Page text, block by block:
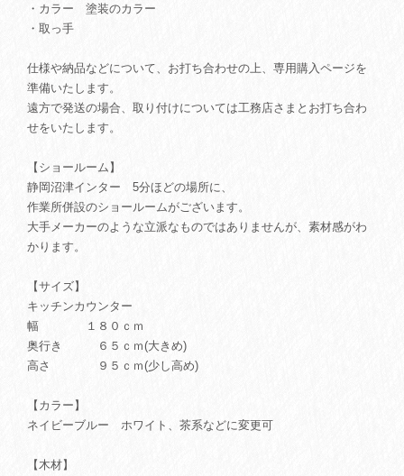
・カラー 塗装のカラー
・取っ手
仕様や納品などについて、お打ち合わせの上、専用購入ページを
準備いたします。
遠方で発送の場合、取り付けについては工務店さまとお打ち合わ
せをいたします。
【ショールーム】
静岡沼津インター 5分ほどの場所に、
作業所併設のショールームがございます。
大手メーカーのような立派なものではありませんが、素材感がわ
かります。
【サイズ】
キッチンカウンター
幅 １８０ｃｍ
奥行き ６５ｃｍ(大きめ)
高さ ９５ｃｍ(少し高め)
【カラー】
ネイビーブルー ホワイト、茶系などに変更可
【木材】